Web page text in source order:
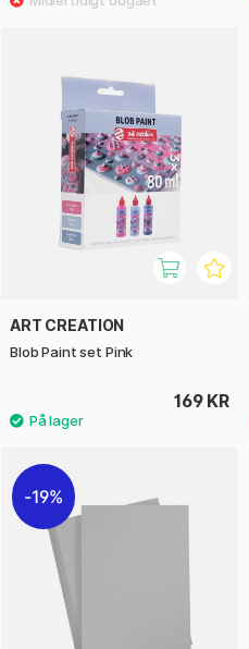
ART CREATION
Blob Paint set Pink
169 KR
19%